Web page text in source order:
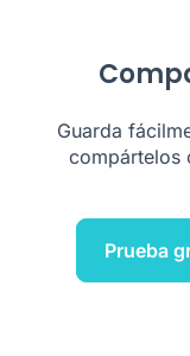
Guarda
compártelos
Prueba